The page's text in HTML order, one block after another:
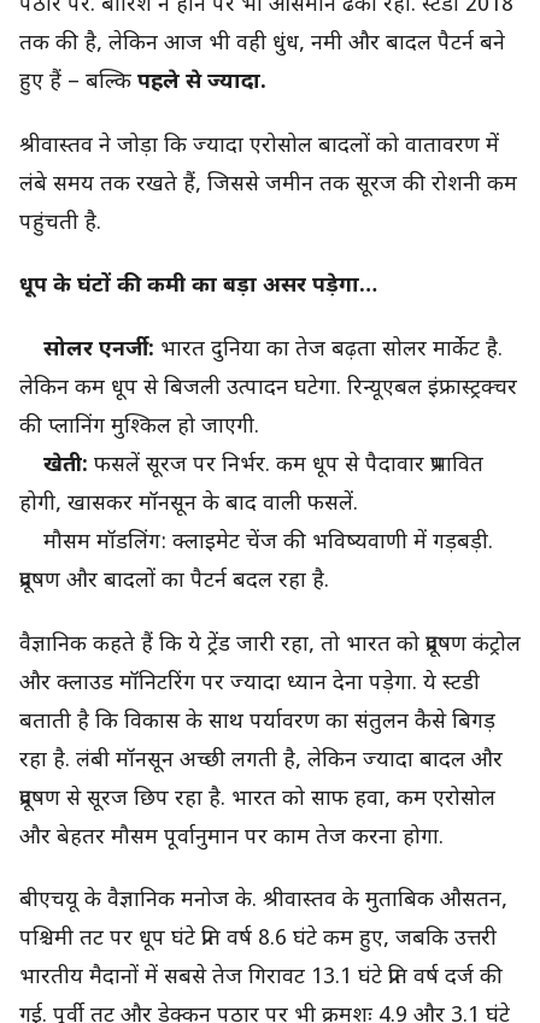
तक की है, लेकिन आज भी वही धुंध, नमी और बादल पैटर्न बने
हुए हैं – बल्कि पहले से ज्यादा.
श्रीवास्तव ने जोड़ा कि ज्यादा एरोसोल बादलों को वातावरण में
लंबे समय तक रखते हैं, जिससे जमीन तक सूरज की रोशनी कम
पहुंचती है.
धूप के घंटों की कमी का बड़ा असर पड़ेगा…
सोलर एनर्जी: भारत दुनिया का तेज बढ़ता सोलर मार्केट है.
लेकिन कम धूप से बिजली उत्पादन घटेगा. रिन्यूएबल इंफ्रास्ट्रक्चर
की प्लानिंग मुश्किल हो जाएगी.
खेती: फसलें सूरज पर निर्भर. कम धूप से पैदावार प्रभावित
होगी, खासकर मॉनसून के बाद वाली फसलें.
मौसम मॉडलिंग: क्लाइमेट चेंज की भविष्यवाणी में गड़बड़ी.
प्रदूषण और बादलों का पैटर्न बदल रहा है.
वैज्ञानिक कहते हैं कि ये ट्रेंड जारी रहा, तो भारत को प्रदूषण कंट्रोल
और क्लाउड मॉनिटरिंग पर ज्यादा ध्यान देना पड़ेगा. ये स्टडी
बताती है कि विकास के साथ पर्यावरण का संतुलन कैसे बिगड़
रहा है. लंबी मॉनसून अच्छी लगती है, लेकिन ज्यादा बादल और
प्रदूषण से सूरज छिप रहा है. भारत को साफ हवा, कम एरोसोल
और बेहतर मौसम पूर्वानुमान पर काम तेज करना होगा.
बीएचयू के वैज्ञानिक मनोज के. श्रीवास्तव के मुताबिक औसतन,
पश्चिमी तट पर धूप घंटे प्रति वर्ष 8.6 घंटे कम हुए, जबकि उत्तरी
भारतीय मैदानों में सबसे तेज गिरावट 13.1 घंटे प्रति वर्ष दर्ज की
गई. पूर्वी तट और डेक्कन पठार पर भी क्रमशः 4.9 और 3.1 घंटे